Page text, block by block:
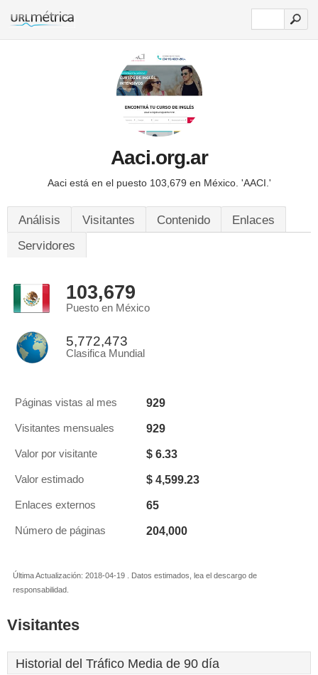
Aaci.org.ar
Aaci está en el puesto 103,679 en México. 'AACI.'
Análisis Visitantes Contenido
Enlaces
Servidores
103,679
Puesto en México
5,772,473
Clasifica Mundial
Páginas vistas al mes 929
Visitantes mensuales 929
Valor por visitante $ 6.33
Valor estimado $ 4,599.23
Enlaces externos 65
Número de páginas 204,000
Última Actualización: 2018-04-19 . Datos estimados, lea el descargo de
responsabilidad.
Visitantes
Historial del Tráfico Media de 90 día